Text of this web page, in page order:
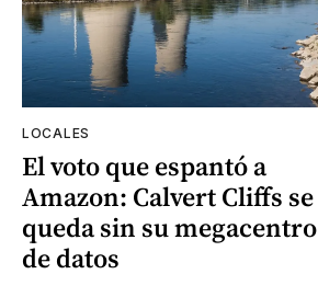
LOCALES
El voto que espantó a
Amazon: Calvert Cliffs se
queda sin su megacentro
de datos